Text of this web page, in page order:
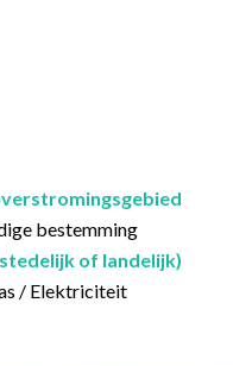
bestemming
of landelijk)
/ Elektriciteit